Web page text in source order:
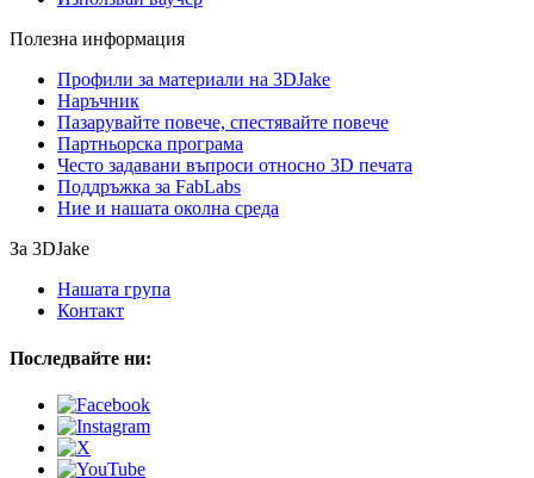
Полезна информация
Профили за материали на 3DJake
Наръчник
Пазарувайте повече, спестявайте повече
Партньорска програма
Често задавани въпроси относно 3D печата
Поддръжка за FabLabs
Ние и нашата околна среда
За 3DJake
Нашата група
Контакт
Последвайте ни: